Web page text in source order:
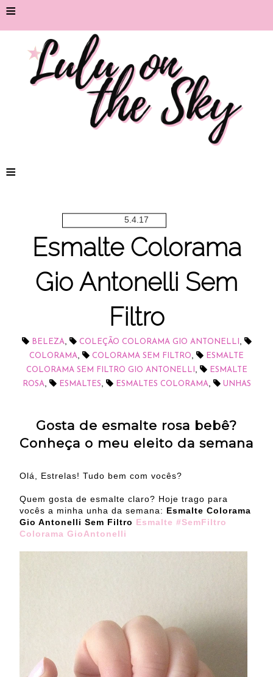
≡
≡
5.4.17
Esmalte Colorama
Gio Antonelli Sem
Filtro
BELEZA, COLEÇÃO COLORAMA GIO ANTONELLI ,
COLORAMA, COLORAMA SEM FILTRO,
ESMALTE
COLORAMA SEM FILTRO GIO ANTONELLI ,
ESMALTE
ROSA, ESMALTES, ESMALTES COLORAMA, UNHAS
Gosta de esmalte rosa bebê?
Conheça o meu eleito da semana
Olá, Estrelas! Tudo bem com vocês?
Quem gosta de esmalte claro? Hoje trago para
vocês a minha unha da semana: Esmalte Colorama
Gio Antonelli Sem Filtro Esmalte #SemFiltro
Colorama GioAntonelli